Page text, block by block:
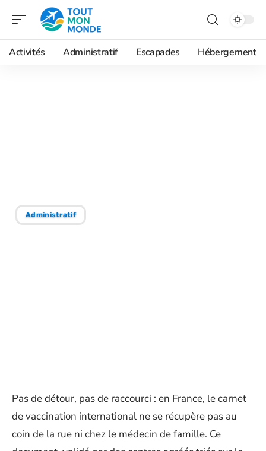
Activités Administratif Escapades Hébergement
Administratif
Pas de détour, pas de raccourci : en France, le carnet
de vaccination international ne se récupère pas au
coin de la rue ni chez le médecin de famille. Ce